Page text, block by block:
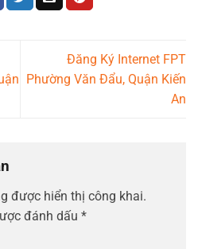
Đăng Ký Internet FPT
Phường Văn Đẩu, Quận Kiến
An
được hiển thị công khai.
đánh dấu *